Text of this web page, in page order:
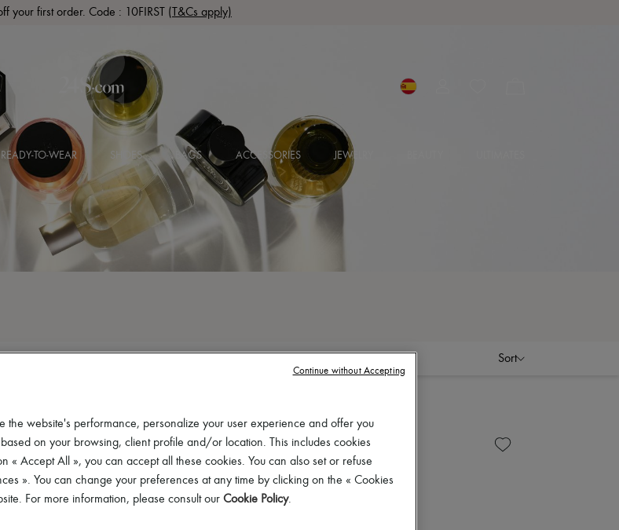
your first order. Code : 10FIRST (T&Cs apply)
READY-TO-WEAR SHOES BAGS ACCESSORIES JEWELRY
Sort
the website's performance, personalize your user experience and offer you
on your browsing, client profile and/or location. This includes cookies
« Accept All », you can accept all these cookies. You can also set or refuse
». You can change your preferences at any time by clicking on the « Cookies
For more information, please consult our Cookie Policy.
Continue without Accepting